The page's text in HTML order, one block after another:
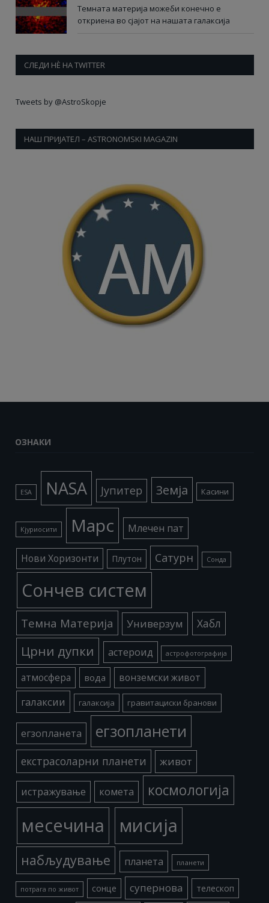
Темната материја можеби конечно е
откриена во сјајот на нашата галаксија
СЛЕДИ НÈ НА TWITTER
Tweets by @AstroSkopje
НАШ ПРИЈАТЕЛ – ASTRONOMSKI MAGAZIN
ОЗНАКИ
ESA NASA Јупитер Земја Касини
Кјуриосити Марс Млечен пат
Нови Хоризонти Плутон Сатурн Сонда
Сончев систем
Темна Материја Универзум Хабл
Црни дупки астероид астрофотографија
атмосфера вода вонземски живот
галаксии галаксија гравитациски бранови
егзопланета егзопланети
екстрасоларни планети живот
истражување комета космологија
месечина мисија
набљудување планета планети
потрага по живот сонце супернова телескоп